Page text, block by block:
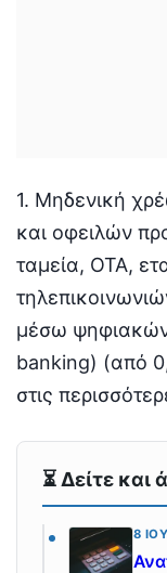
1. Μηδενική
και οφειλών
ταμεία, ΟΤΑ,
μέσω
banking) (από
στις
⏳ Δείτε και
8